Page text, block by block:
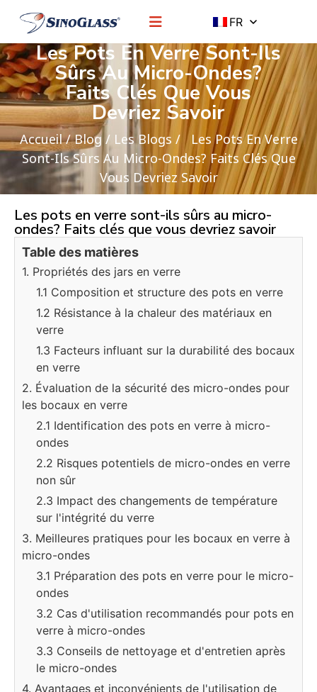
FR
Les Pots En Verre Sont-Ils
Sûrs Au Micro-Ondes?
Faits Clés Que Vous
Devriez Savoir
Accueil/Blog / Les Blogs / Les Pots En Verre
Sont-Ils Sûrs Au Micro-Ondes? Faits Clés Que
Vous Devriez Savoir
Les pots en verre sont-ils sûrs au micro-
ondes? Faits clés que vous devriez savoir
Table des matières
1. Propriétés des jars en verre
1.1 Composition et structure des pots en verre
1.2 Résistance à la chaleur des matériaux en
verre
1.3 Facteurs influant sur la durabilité des bocaux
en verre
2. Évaluation de la sécurité des micro-ondes pour
les bocaux en verre
2.1 Identification des pots en verre à micro-
ondes
2.2 Risques potentiels de micro-ondes en verre
non sûr
2.3 Impact des changements de température
sur l'intégrité du verre
3. Meilleures pratiques pour les bocaux en verre à
micro-ondes
3.1 Préparation des pots en verre pour le micro-
ondes
3.2 Cas d'utilisation recommandés pour pots en
verre à micro-ondes
3.3 Conseils de nettoyage et d'entretien après
le micro-ondes
4. Avantages et inconvénients de l'utilisation de